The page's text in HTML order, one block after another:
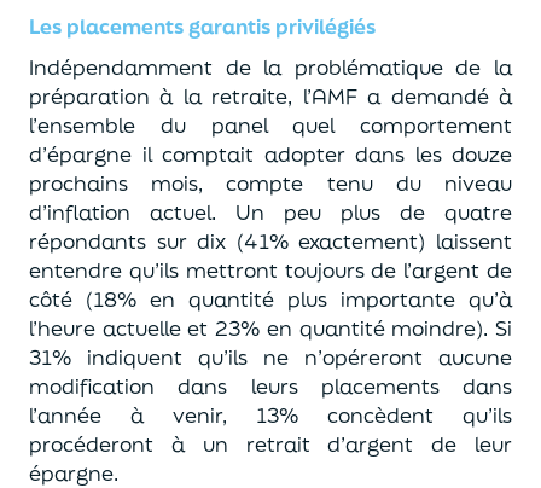
Les placements garantis privilégiés
Indépendamment de la problématique de la
préparation à la retraite, l’AMF a demandé à
l’ensemble du panel quel comportement
d’épargne il comptait adopter dans les douze
prochains mois, compte tenu du niveau
d’inflation actuel. Un peu plus de quatre
répondants sur dix (41% exactement) laissent
entendre qu’ils mettront toujours de l’argent de
côté (18% en quantité plus importante qu’à
l’heure actuelle et 23% en quantité moindre). Si
31% indiquent qu’ils ne n’opéreront aucune
modification dans leurs placements dans
l’année à venir, 13% concèdent qu’ils
procéderont à un retrait d’argent de leur
épargne.